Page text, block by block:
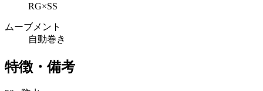
RG×SS
ムーブメント
自動巻き
特徴・備考